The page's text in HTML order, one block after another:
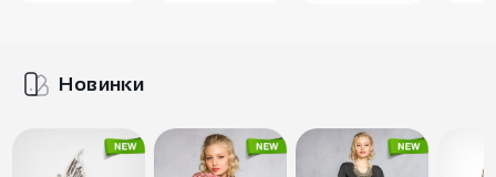
Новинки